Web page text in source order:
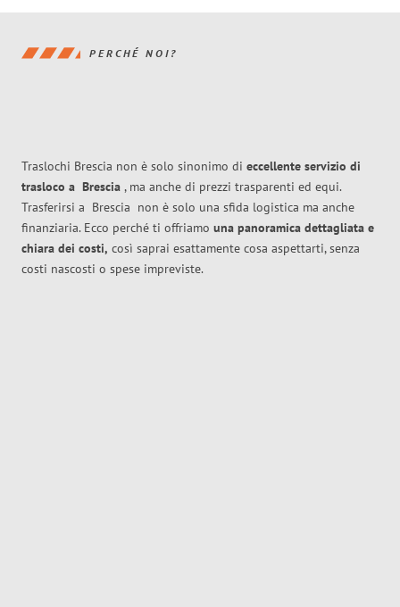
PERCHÉ NOI?
Traslochi Brescia non è solo sinonimo di eccellente servizio di
trasloco a Brescia , ma anche di prezzi trasparenti ed equi.
Trasferirsi a Brescia non è solo una sfida logistica ma anche
finanziaria. Ecco perché ti offriamo una panoramica dettagliata e
chiara dei costi, così saprai esattamente cosa aspettarti, senza
costi nascosti o spese impreviste.